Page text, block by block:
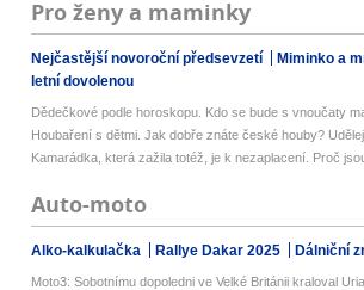
Pro ženy a maminky
Nejčastější novoroční předsevzetí Miminko a
letní dovolenou
Dědečkové podle horoskopu. Kdo se bude s vnoučaty
Houbaření s dětmi. Jak dobře znáte české houby?
Kamarádka, která zažila totéž, je k nezaplacení. Proč
Auto-moto
Alko-kalkulačka Rallye Dakar 2025 Dálniční
Moto3: Sobotnímu dopoledni ve Velké Británii kraloval